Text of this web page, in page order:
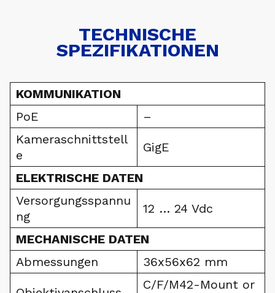
TECHNISCHE
SPEZIFIKATIONEN
KOMMUNIKATION
PoE
–
Kameraschnittstell
e
GigE
ELEKTRISCHE DATEN
Versorgungsspannu
ng
12 … 24 Vdc
MECHANISCHE DATEN
Abmessungen
36x56x62 mm
C/F/M42-Mount or